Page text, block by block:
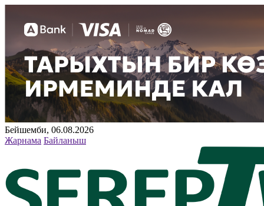
Бейшемби, 06.08.2026
Жарнама Байланыш